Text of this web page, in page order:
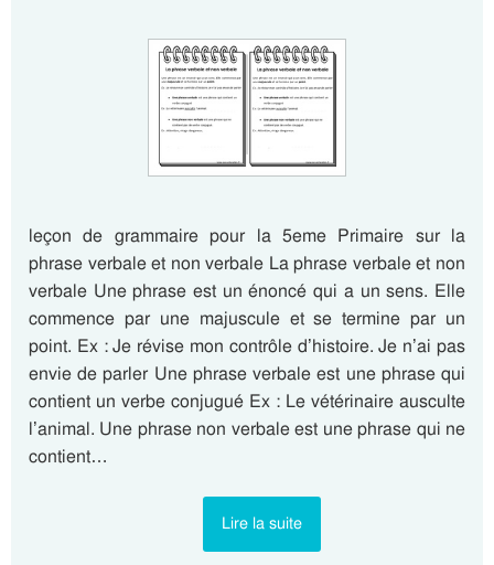
leçon de grammaire pour la 5eme Primaire sur la
phrase verbale et non verbale La phrase verbale et non
verbale Une phrase est un énoncé qui a un sens. Elle
commence par une majuscule et se termine par un
point. Ex : Je révise mon contrôle d’histoire. Je n’ai pas
envie de parler Une phrase verbale est une phrase qui
contient un verbe conjugué Ex : Le vétérinaire ausculte
l’animal. Une phrase non verbale est une phrase qui ne
contient…
Lire la suite